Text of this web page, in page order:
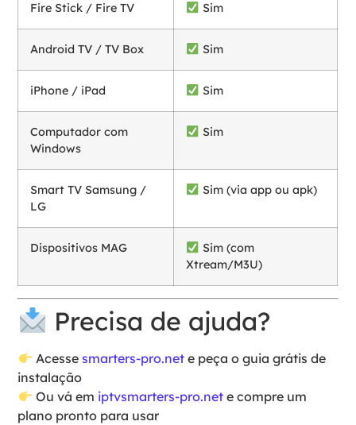
Fire Stick / Fire TV Sim
Android TV / TV Box Sim
iPhone / iPad Sim
Computador com
Windows
Sim
Smart TV Samsung /
LG
Sim (via app ou apk)
Dispositivos MAG
Sim (com
Xtream/M3U)
Precisa de ajuda?
Acesse smarters-pro.nete peça o guia grátis de
instalação
Ou vá em iptvsmarters-pro.nete compre um
plano pronto para usar